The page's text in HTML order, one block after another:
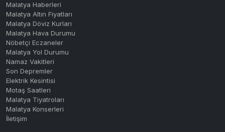
16K 16K : MALİYE - ÇEVRE YOLU - TE
16M 16M : MALİYE - ÇEVRE YOLU - MA
17A 17A : KARAKAVAK - M.B.B. - AKP
17B 17B : GÜNGÖR - FAHRİ KAYAHAN -
17C 17C : ŞENTEPE - TECDE - GÜNEY
18A 18A : MERKEZ - ÇİLESİZ - TECDE
18A-C 18A-Ç : MERKEZ - ÇİLESİZ - TEC
Malatya Haberleri
Malatya Altın Fiyatları
Malatya Döviz Kurları
Malatya Hava Durumu
Nöbetçi Eczaneler
Malatya Yol Durumu
Namaz Vakitleri
Son Depremler
Elektrik Kesintisi
Motaş Saatleri
Malatya Tiyatroları
Malatya Konserleri
İletişim